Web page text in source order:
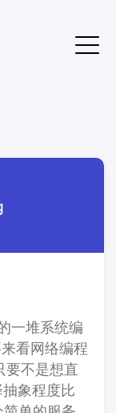
一堆系统编
看网络编程
要不是想直
象程度比